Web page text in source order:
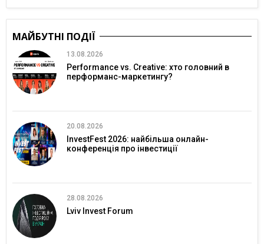
МАЙБУТНІ ПОДІЇ
13.08.2026
Performance vs. Creative: хто головний в
перформанс-маркетингу?
20.08.2026
InvestFest 2026: найбільша онлайн-
конференція про інвестиції
28.08.2026
Lviv Invest Forum